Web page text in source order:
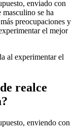
enviado con
se ha
preocupaciones y
el mejor
al experimentar el
realce
enviendo con